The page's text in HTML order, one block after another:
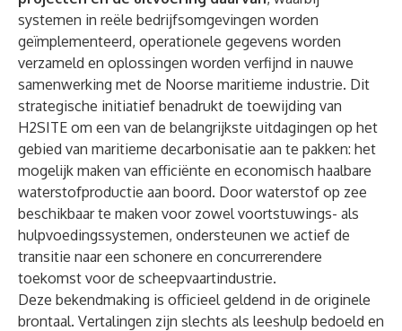
systemen in reële bedrijfsomgevingen worden
geïmplementeerd, operationele gegevens worden
verzameld en oplossingen worden verfijnd in nauwe
samenwerking met de Noorse maritieme industrie. Dit
strategische initiatief benadrukt de toewijding van
H2SITE om een van de belangrijkste uitdagingen op het
gebied van maritieme decarbonisatie aan te pakken: het
mogelijk maken van efficiënte en economisch haalbare
waterstofproductie aan boord. Door waterstof op zee
beschikbaar te maken voor zowel voortstuwings- als
hulpvoedingssystemen, ondersteunen we actief de
transitie naar een schonere en concurrerendere
toekomst voor de scheepvaartindustrie.
Deze bekendmaking is officieel geldend in de originele
brontaal. Vertalingen zijn slechts als leeshulp bedoeld en